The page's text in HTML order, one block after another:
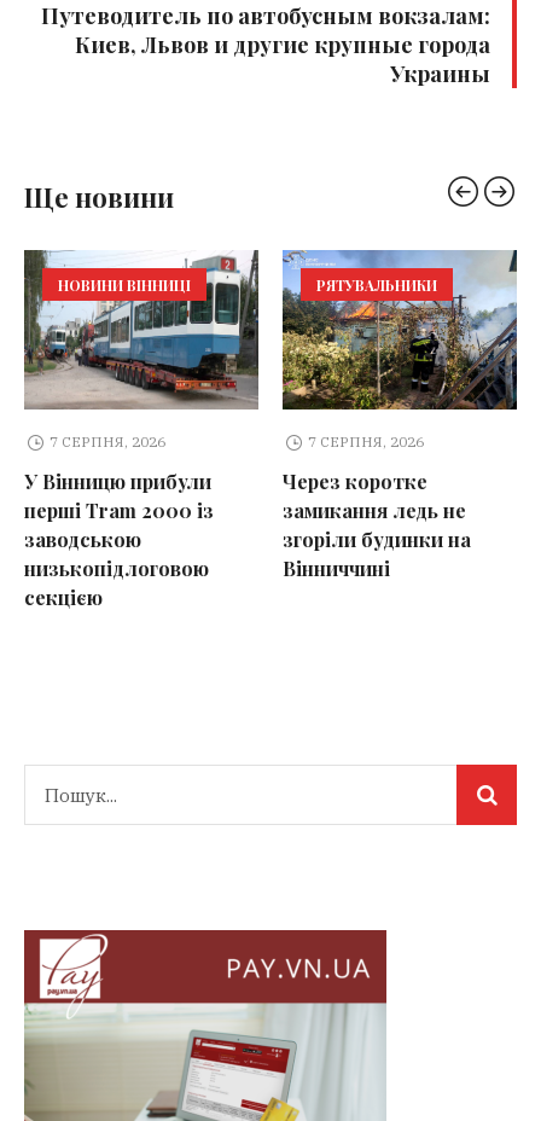
Путеводитель по автобусным вокзалам:
Киев, Львов и другие крупные города
Украины
Ще новини
НОВИНИ ВІННИЦІ
7 СЕРПНЯ, 2026
У Вінницю прибули
перші Tram 2000 із
заводською
низькопідлоговою
секцією
РЯТУВАЛЬНИКИ
7 СЕРПНЯ, 2026
Через коротке
замикання ледь не
згоріли будинки на
Вінниччині